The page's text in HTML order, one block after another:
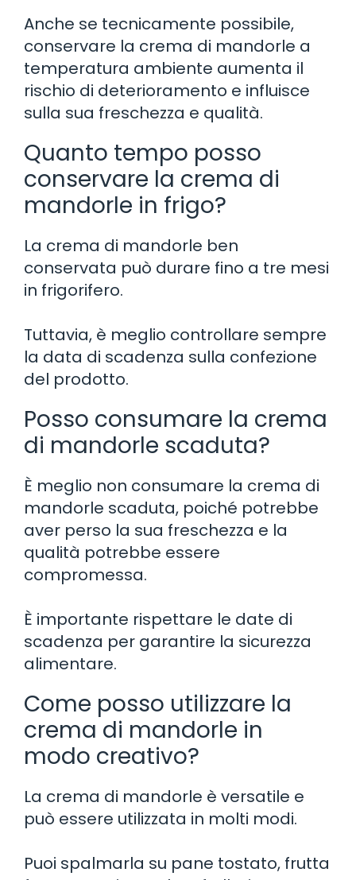
Anche se tecnicamente possibile,
conservare la crema di mandorle a
temperatura ambiente aumenta il
rischio di deterioramento e influisce
sulla sua freschezza e qualità.
Quanto tempo posso
conservare la crema di
mandorle in frigo?
La crema di mandorle ben
conservata può durare fino a tre mesi
in frigorifero.
Tuttavia, è meglio controllare sempre
la data di scadenza sulla confezione
del prodotto.
Posso consumare la crema
di mandorle scaduta?
È meglio non consumare la crema di
mandorle scaduta, poiché potrebbe
aver perso la sua freschezza e la
qualità potrebbe essere
compromessa.
È importante rispettare le date di
scadenza per garantire la sicurezza
alimentare.
Come posso utilizzare la
crema di mandorle in
modo creativo?
La crema di mandorle è versatile e
può essere utilizzata in molti modi.
Puoi spalmarla su pane tostato, frutta